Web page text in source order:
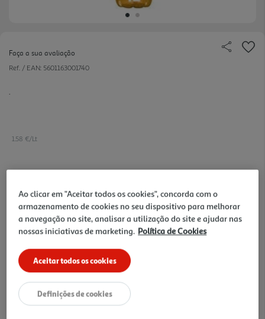
Faça a sua avaliação
Ref. / EAN: 5601163001740
1.58 €/Lt
1,58 €
Notas de preparação
Ao clicar em "Aceitar todos os cookies", concorda com o
armazenamento de cookies no seu dispositivo para melhorar
a navegação no site, analisar a utilização do site e ajudar nas
nossas iniciativas de marketing. Política de Cookies
Aceitar todos os cookies
Definições de cookies